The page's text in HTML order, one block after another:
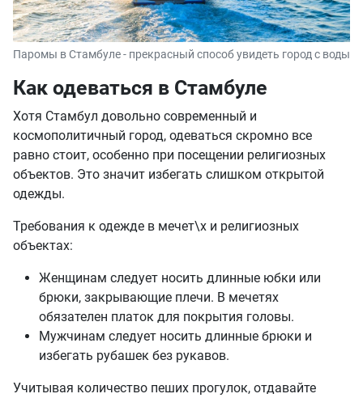
Паромы в Стамбуле - прекрасный способ увидеть город с воды
Как одеваться в Стамбуле
Хотя Стамбул довольно современный и
космополитичный город, одеваться скромно все
равно стоит, особенно при посещении религиозных
объектов. Это значит избегать слишком открытой
одежды.
Требования к одежде в мечет\х и религиозных
объектах:
Женщинам следует носить длинные юбки или
брюки, закрывающие плечи. В мечетях
обязателен платок для покрытия головы.
Мужчинам следует носить длинные брюки и
избегать рубашек без рукавов.
Учитывая количество пеших прогулок, отдавайте